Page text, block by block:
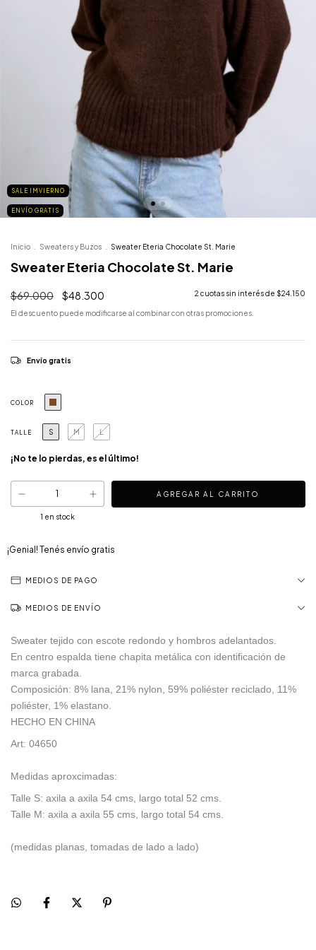
SALE IMVIERNO
ENVÍO GRATIS
Inicio . Sweaters y Buzos . Sweater Eteria Chocolate St. Marie
Sweater Eteria Chocolate St. Marie
$69.000 $48.300 2 cuotas sin interés de $24.150
El descuento puede modificarse al combinar con otras promociones.
Envío gratis
COLOR
TALLE S M L
¡No te lo pierdas, es el último!
1 en stock
¡Genial! Tenés envío gratis
MEDIOS DE PAGO
MEDIOS DE ENVÍO
Sweater tejido con escote redondo y hombros adelantados.
En centro espalda tiene chapita metálica con identificación de
marca grabada.
Composición: 8% lana, 21% nylon, 59% poliéster reciclado, 11%
poliéster, 1% elastano.
HECHO EN CHINA
Art: 04650
Medidas aproxcimadas:
Talle S: axila a axila 54 cms, largo total 52 cms.
Talle M: axila a axila 55 cms, largo total 54 cms.
(medidas planas, tomadas de lado a lado)